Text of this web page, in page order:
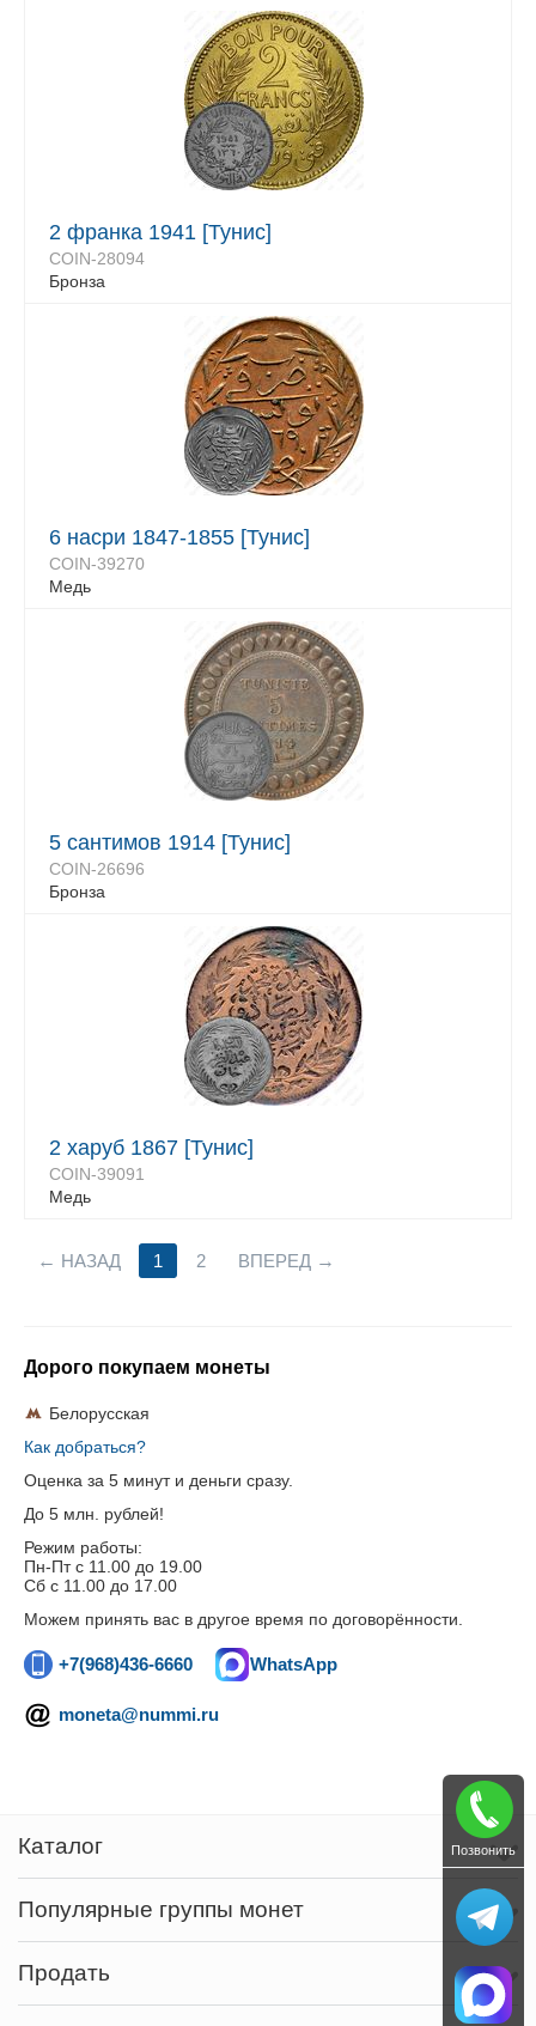
2 франка 1941 [Тунис]
COIN-28094
Бронза
6 насри 1847-1855 [Тунис]
COIN-39270
Медь
5 сантимов 1914 [Тунис]
COIN-26696
Бронза
2 харуб 1867 [Тунис]
COIN-39091
Медь
НАЗАД 1 2 ВПЕРЕД
Дорого покупаем монеты
Белорусская
Как добраться?
Оценка за 5 минут и деньги сразу.
До 5 млн. рублей!
Режим работы:
Пн-Пт c 11.00 до 19.00
Сб с 11.00 до 17.00
Можем принять вас в другое время по договорённости.
+7(968)436-6660 WhatsApp
moneta@nummi.ru
Каталог
Популярные группы монет
Продать
Позвонить